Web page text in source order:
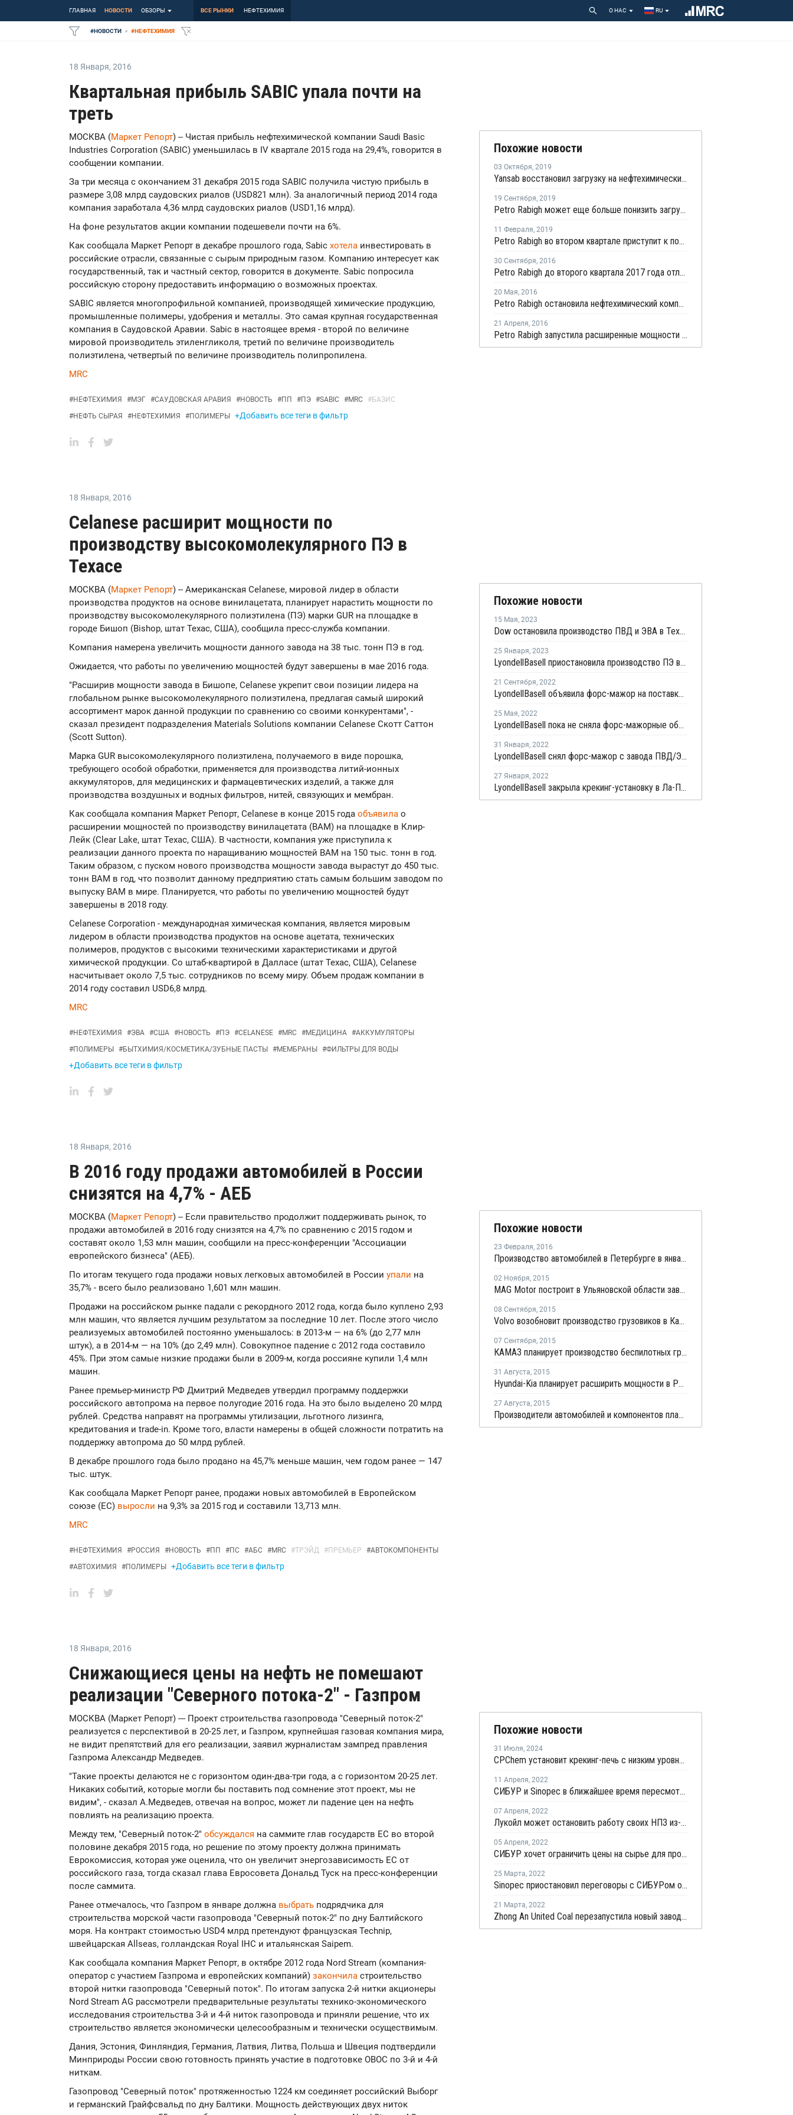
ГЛАВНАЯ НОВОСТИ ОБЗОРЫ ВСЕ РЫНКИ НЕФТЕХИМИЯ О НАС RU
#НОВОСТИ #НЕФТЕХИМИЯ
18 Января, 2016
Квартальная прибыль SABIC упала почти на
треть
МОСКВА (Маркет Репорт) -- Чистая прибыль нефтехимической компании Saudi Basic
Industries Corporation (SABIC) уменьшилась в IV квартале 2015 года на 29,4%, говорится в
сообщении компании.
За три месяца с окончанием 31 декабря 2015 года SABIC получила чистую прибыль в
размере 3,08 млрд саудовских риалов (USD821 млн). За аналогичный период 2014 года
компания заработала 4,36 млрд саудовских риалов (USD1,16 млрд).
На фоне результатов акции компании подешевели почти на 6%.
Как сообщала Маркет Репорт в декабре прошлого года, Sabic хотела инвестировать в
российские отрасли, связанные с сырым природным газом. Компанию интересует как
государственный, так и частный сектор, говорится в документе. Sabic попросила
российскую сторону предоставить информацию о возможных проектах.
SABIC является многопрофильной компанией, производящей химические продукцию,
промышленные полимеры, удобрения и металлы. Это самая крупная государственная
компания в Саудовской Аравии. Sabic в настоящее время - второй по величине
мировой производитель этиленгликоля, третий по величине производитель
полиэтилена, четвертый по величине производитель полипропилена.
MRC
#НЕФТЕХИМИЯ #МЭГ #САУДОВСКАЯ АРАВИЯ #НОВОСТЬ #ПП #ПЭ #SABIC #MRC #БАЗИС
#НЕФТЬ СЫРАЯ #НЕФТЕХИМИЯ #ПОЛИМЕРЫ +Добавить все теги в фильтр
Похожие новости
03 Октября, 2019
Yansab восстановил загрузку на нефтехимических заводах в Янбу
19 Сентября, 2019
Petro Rabigh может еще больше понизить загрузку мощностей на крекинг-установке в Рабихе
11 Февраля, 2019
Petro Rabigh во втором квартале приступит к поставкам ЭВА с нового завода ПВД/ЭВА в Рабихе
30 Сентября, 2016
Petro Rabigh до второго квартала 2017 года отложила завершение второй фазы расширения мощностей
20 Мая, 2016
Petro Rabigh остановила нефтехимический комплекс в Саудовской Аравии из-за отключения электроэнергии
21 Апреля, 2016
Petro Rabigh запустила расширенные мощности на крекинг-установке в Рабихе
18 Января, 2016
Celanese расширит мощности по
производству высокомолекулярного ПЭ в
Техасе
МОСКВА (Маркет Репорт) -- Американская Celanese, мировой лидер в области
производства продуктов на основе винилацетата, планирует нарастить мощности по
производству высокомолекулярного полиэтилена (ПЭ) марки GUR на площадке в
городе Бишоп (Bishop, штат Техас, США), сообщила пресс-служба компании.
Компания намерена увеличить мощности данного завода на 38 тыс. тонн ПЭ в год.
Ожидается, что работы по увеличению мощностей будут завершены в мае 2016 года.
"Расширив мощности завода в Бишопе, Celanese укрепит свои позиции лидера на
глобальном рынке высокомолекулярного полиэтилена, предлагая самый широкий
ассортимент марок данной продукции по сравнению со своими конкурентами", -
сказал президент подразделения Materials Solutions компании Celanese Скотт Саттон
(Scott Sutton).
Марка GUR высокомолекулярного полиэтилена, получаемого в виде порошка,
требующего особой обработки, применяется для производства литий-ионных
аккумуляторов, для медицинских и фармацевтических изделий, а также для
производства воздушных и водных фильтров, нитей, связующих и мембран.
Как сообщала компания Маркет Репорт, Celanese в конце 2015 года объявила о
расширении мощностей по производству винилацетата (ВАМ) на площадке в Клир-
Лейк (Clear Lake, штат Техас, США). В частности, компания уже приступила к
реализации данного проекта по наращиванию мощностей ВАМ на 150 тыс. тонн в год.
Таким образом, с пуском нового производства мощности завода вырастут до 450 тыс.
тонн ВАМ в год, что позволит данному предприятию стать самым большим заводом по
выпуску ВАМ в мире. Планируется, что работы по увеличению мощностей будут
завершены в 2018 году.
Celanese Corporation - международная химическая компания, является мировым
лидером в области производства продуктов на основе ацетата, технических
полимеров, продуктов с высокими техническими характеристиками и другой
химической продукции. Со штаб-квартирой в Далласе (штат Техас, США), Celanese
насчитывает около 7,5 тыс. сотрудников по всему миру. Объем продаж компании в
2014 году составил USD6,8 млрд.
MRC
#НЕФТЕХИМИЯ #ЭВА #США #НОВОСТЬ #ПЭ #CELANESE #MRC #МЕДИЦИНА #АККУМУЛЯТОРЫ
#ПОЛИМЕРЫ #БЫТХИМИЯ/КОСМЕТИКА/ЗУБНЫЕ ПАСТЫ #МЕМБРАНЫ #ФИЛЬТРЫ ДЛЯ ВОДЫ
+Добавить все теги в фильтр
Похожие новости
15 Мая, 2023
Dow остановила производство ПВД и ЭВА в Техасе
25 Января, 2023
LyondellBasell приостановила производство ПЭ в Техасе из-за поломки
21 Сентября, 2022
LyondellBasell объявила форс-мажор на поставки ВАМ в Техасе
25 Мая, 2022
LyondellBasell пока не сняла форс-мажорные обстоятельства на поставки ВАМ в Техасе
31 Января, 2022
LyondellBasell снял форс-мажор с завода ПВД/ЭВА в Ла-Порте
27 Января, 2022
LyondellBasell закрыла крекинг-установку в Ла-Порте на профилактику
18 Января, 2016
В 2016 году продажи автомобилей в России
снизятся на 4,7% - АЕБ
МОСКВА (Маркет Репорт) -- Если правительство продолжит поддерживать рынок, то
продажи автомобилей в 2016 году снизятся на 4,7% по сравнению с 2015 годом и
составят около 1,53 млн машин, сообщили на пресс-конференции "Ассоциации
европейского бизнеса" (АЕБ).
По итогам текущего года продажи новых легковых автомобилей в России упали на
35,7% - всего было реализовано 1,601 млн машин.
Продажи на российском рынке падали с рекордного 2012 года, когда было куплено 2,93
млн машин, что является лучшим результатом за последние 10 лет. После этого число
реализуемых автомобилей постоянно уменьшалось: в 2013-м — на 6% (до 2,77 млн
штук), а в 2014-м — на 10% (до 2,49 млн). Совокупное падение с 2012 года составило
45%. При этом самые низкие продажи были в 2009-м, когда россияне купили 1,4 млн
машин.
Ранее премьер-министр РФ Дмитрий Медведев утвердил программу поддержки
российского автопрома на первое полугодие 2016 года. На это было выделено 20 млрд
рублей. Средства направят на программы утилизации, льготного лизинга,
кредитования и trade-in. Кроме того, власти намерены в общей сложности потратить на
поддержку автопрома до 50 млрд рублей.
В декабре прошлого года было продано на 45,7% меньше машин, чем годом ранее — 147
тыс. штук.
Как сообщала Маркет Репорт ранее, продажи новых автомобилей в Европейском
союзе (ЕС) выросли на 9,3% за 2015 год и составили 13,713 млн.
MRC
#НЕФТЕХИМИЯ #РОССИЯ #НОВОСТЬ #ПП #ПС #АБС #MRC #ТРЭЙД #ПРЕМЬЕР #АВТОКОМПОНЕНТЫ
#АВТОХИМИЯ #ПОЛИМЕРЫ +Добавить все теги в фильтр
Похожие новости
23 Февраля, 2016
Производство автомобилей в Петербурге в январе снизилось наполовину
02 Ноября, 2015
MAG Motor построит в Ульяновской области завод по производству автобусов и грузовиков
08 Сентября, 2015
Volvo возобновит производство грузовиков в Калуге с 1 октября
07 Сентября, 2015
КАМАЗ планирует производство беспилотных грузовиков
31 Августа, 2015
Hyundai-Kia планирует расширить мощности в России
27 Августа, 2015
Производители автомобилей и компонентов планируют создать кластер в Петербурге
18 Января, 2016
Снижающиеся цены на нефть не помешают
реализации "Северного потока-2" - Газпром
МОСКВА (Маркет Репорт) --- Проект строительства газопровода "Северный поток-2"
реализуется с перспективой в 20-25 лет, и Газпром, крупнейшая газовая компания мира,
не видит препятствий для его реализации, заявил журналистам зампред правления
Газпрома Александр Медведев.
"Такие проекты делаются не с горизонтом один-два-три года, а с горизонтом 20-25 лет.
Никаких событий, которые могли бы поставить под сомнение этот проект, мы не
видим", - сказал А.Медведев, отвечая на вопрос, может ли падение цен на нефть
повлиять на реализацию проекта.
Между тем, "Северный поток-2" обсуждался на саммите глав государств ЕС во второй
половине декабря 2015 года, но решение по этому проекту должна принимать
Еврокомиссия, которая уже оценила, что он увеличит энергозависимость ЕС от
российского газа, тогда сказал глава Евросовета Дональд Туск на пресс-конференции
после саммита.
Ранее отмечалось, что Газпром в январе должна выбрать подрядчика для
строительства морской части газопровода "Северный поток-2" по дну Балтийского
моря. На контракт стоимостью USD4 млрд претендуют французская Technip,
швейцарская Allseas, голландская Royal IHC и итальянская Saipem.
Как сообщала компания Маркет Репорт, в октябре 2012 года Nord Stream (компания-
оператор с участием Газпрома и европейских компаний) закончила строительство
второй нитки газопровода "Северный поток". По итогам запуска 2-й нитки акционеры
Nord Stream AG рассмотрели предварительные результаты технико-экономического
исследования строительства 3-й и 4-й ниток газопровода и приняли решение, что их
строительство является экономически целесообразным и технически осуществимым.
Дания, Эстония, Финляндия, Германия, Латвия, Литва, Польша и Швеция подтвердили
Минприроды России свою готовность принять участие в подготовке ОВОС по 3-й и 4-й
ниткам.
Газопровод "Северный поток" протяженностью 1224 км соединяет российский Выборг
и германский Грайфсвальд по дну Балтики. Мощность действующих двух ниток
Похожие новости
31 Июля, 2024
CPChem установит крекинг-печь с низким уровнем выбросов от Technip Energies в Суини
11 Апреля, 2022
СИБУР и Sinopec в ближайшее время пересмотрят стратегию проекта Амурского ГХК
07 Апреля, 2022
Лукойл может остановить работу своих НПЗ из-за введения западных санкций
05 Апреля, 2022
СИБУР хочет ограничить цены на сырье для производства нефтехимической продукции
25 Марта, 2022
Sinopec приостановил переговоры с СИБУРом об инвестициях в нефтехимический завод в России
21 Марта, 2022
Zhong An United Coal перезапустила новый завод ПП в Китае после планового ремонта